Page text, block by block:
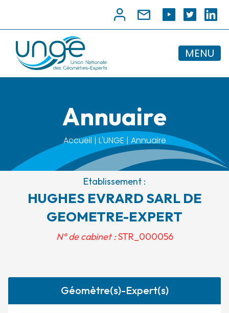
MENU
Annuaire
Accueil | L'UNGE | Annuaire
Etablissement :
HUGHES EVRARD SARL DE
GEOMETRE-EXPERT
N° de cabinet :STR_000056
Géomètre(s)-Expert(s)